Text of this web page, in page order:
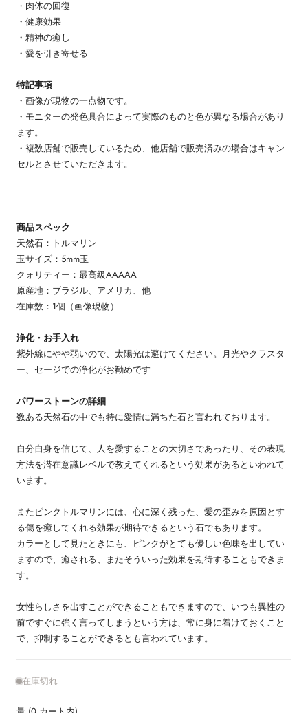
・肉体の回復
・健康効果
・精神の癒し
・愛を引き寄せる
特記事項
・画像が現物の一点物です。
・モニターの発色具合によって実際のものと色が異なる場合があり
ます。
・複数店舗で販売しているため、他店舗で販売済みの場合はキャン
セルとさせていただきます。
商品スペック
天然石：トルマリン
玉サイズ：5mm玉
クォリティー：最高級AAAAA
原産地：ブラジル、アメリカ、他
在庫数：1個（画像現物）
浄化・お手入れ
紫外線にやや弱いので、太陽光は避けてください。月光やクラスタ
ー、セージでの浄化がお勧めです
パワーストーンの詳細
数ある天然石の中でも特に愛情に満ちた石と言われております。
自分自身を信じて、人を愛することの大切さであったり、その表現
方法を潜在意識レベルで教えてくれるという効果があるといわれて
います。
またピンクトルマリンには、心に深く残った、愛の歪みを原因とす
る傷を癒してくれる効果が期待できるという石でもあります。
カラーとして見たときにも、ピンクがとても優しい色味を出してい
ますので、癒される、またそういった効果を期待することもできま
す。
女性らしさを出すことができることもできますので、いつも異性の
前ですぐに強く言ってしまうという方は、常に身に着けておくこと
で、抑制することができるとも言われています。
在庫切れ